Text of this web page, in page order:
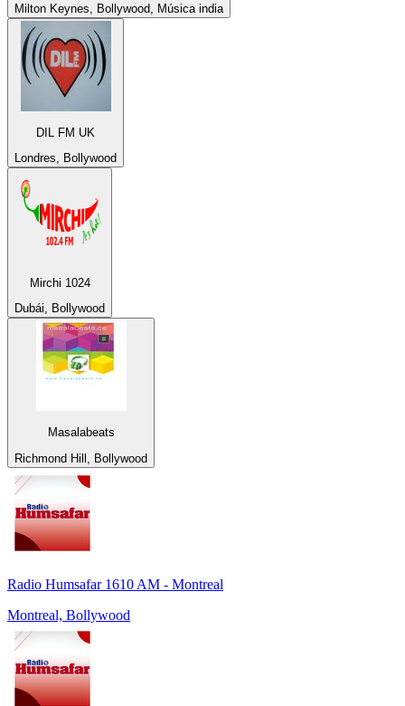
Milton Keynes, Bollywood, Música india
DIL FM UK
Londres, Bollywood
Mirchi 1024
Dubái, Bollywood
Masalabeats
Richmond Hill, Bollywood
Radio Humsafar 1610 AM - Montreal
Montreal, Bollywood